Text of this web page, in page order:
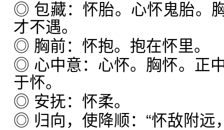
◎ 包藏：怀胎。心怀鬼胎。
才不遇。
◎ 胸前：怀抱。抱在怀里。
◎ 心中意：心怀。胸怀。正
于怀。
◎ 安抚：怀柔。
◎ 归向，使降顺：“怀敌附远